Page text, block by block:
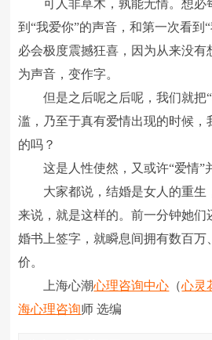
可人非草木，孰能无情。想必
到“我爱你”的声音，和第一次看到
必会极度震撼狂喜，因为从来没有
为声音，变作字。
但是之后呢之后呢，我们就把“
滥，乃至于真有爱情出现的时候，
的吗？
这是人性使然，又或许“爱情”
大家都说，结婚是女人的重生
来说，就是这样的。前一分钟她们
婚书上签字，就瞬息间拥有数百万
价。
上海心潮心理咨询中心 （心灵
海心理咨询师 选编